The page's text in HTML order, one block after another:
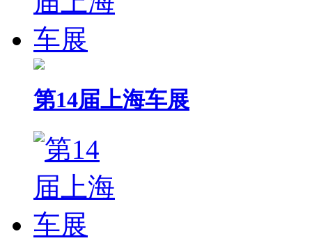
第14届上海车展